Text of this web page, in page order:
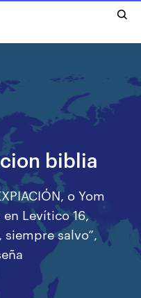
biblia
o Yom
Levítico 16,
siempre salvo”,